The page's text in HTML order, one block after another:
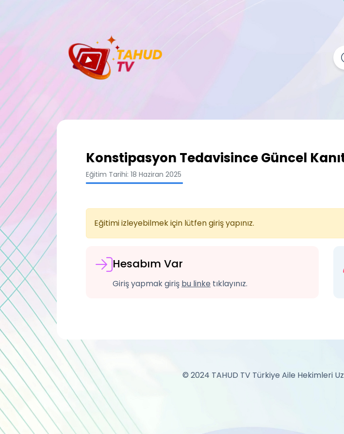
Konstipasyon Tedavisince Güncel
Eğitim Tarihi: 18 Haziran 2025
Eğitimi izleyebilmek için lütfen giriş yapınız.
Hesabım Var
Giriş yapmak giriş bu linke tıklayınız.
© 2024 TAHUD TV Türkiye Aile Hekimleri